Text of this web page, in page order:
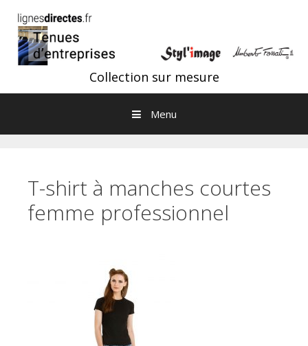
Collection sur mesure
Menu
T-shirt à manches courtes
femme professionnel